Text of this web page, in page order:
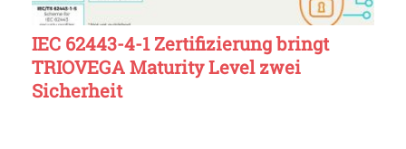
IEC 62443-4-1 Zertifizierung bringt
TRIOVEGA Maturity Level zwei
Sicherheit